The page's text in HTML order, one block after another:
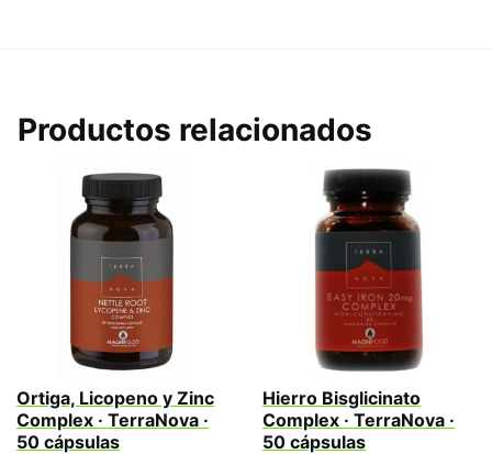
Productos relacionados
Ortiga, Licopeno y Zinc
Complex · TerraNova ·
50 cápsulas
Hierro Bisglicinato
Complex · TerraNova ·
50 cápsulas